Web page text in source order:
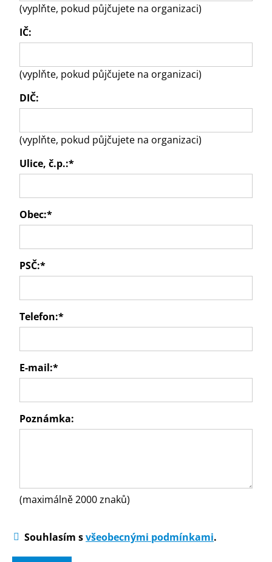
(vyplňte, pokud půjčujete na organizaci)
IČ:
(vyplňte, pokud půjčujete na organizaci)
DIČ:
(vyplňte, pokud půjčujete na organizaci)
Ulice, č.p.:*
Obec:*
PSČ:*
Telefon:*
E-mail:*
Poznámka:
(maximálně 2000 znaků)
Souhlasím svšeobecnými podmínkami.